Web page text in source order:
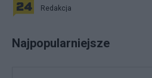
Redakcja
Najpopularniejsze